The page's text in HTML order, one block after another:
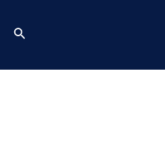
Buscar